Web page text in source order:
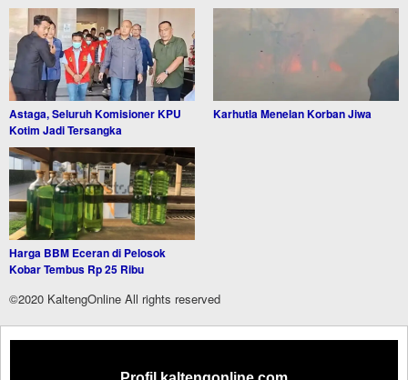
Astaga, Seluruh Komisioner KPU
Kotim Jadi Tersangka
Karhutla Menelan Korban Jiwa
Harga BBM Eceran di Pelosok
Kobar Tembus Rp 25 Ribu
©2020 KaltengOnline All rights reserved